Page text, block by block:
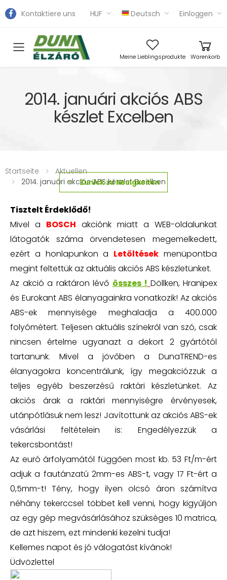
Kontaktiere uns HUF Deutsch Einloggen
Toggle mobile menu
Meine Lieblingsprodukte Warenkorb
2014. januári akciós ABS
készlet Excelben
Startseite
Aktuellen
2014. januári akciós ABS készlet Excelben
Zurück zu Neuigkeiten
Tisztelt Érdeklődő!
Mivel a BOSCH akciónk miatt a WEB-oldalunkat
látogatók száma örvendetesen megemelkedett,
ezért a honlapunkon a Letöltések menüpontba
megint feltettük az aktuális akciós ABS készletünket.
Az akció a raktáron lévő összes ! Döllken, Hranipex
és Eurokant ABS élanyagainkra vonatkozik! Az akciós
ABS-ek mennyisége meghaladja a 400.000
folyómétert. Teljesen aktuális színekről van szó, csak
nincsen értelme ugyanazt a dekort 2 gyártótól
tartanunk. Mivel a jövőben a DunaTREND-es
élanyagokra koncentrálunk, így megakciózzuk a
teljes egyéb beszerzésű raktári készletünket. Az
akciós árak a raktári mennyiségre érvényesek,
utánpótlásuk nem lesz! Javítottunk az akciós ABS-ek
vásárlási feltételein is: Engedélyezzük a
tekercsbontást!
Az euró árfolyamától függően most kb. 53 Ft/m-ért
adjuk a fautánzatú 2mm-es ABS-t, vagy 17 Ft-ért a
0,5mm-t! Tény, hogy ilyen olcsó áron számítva
néhány tekerccsel többet kell venni, hogy kigyűljön
az egy gép megvásárlásához szükséges 10 matrica,
de azt hiszem, ezt mindenki kezelni tudja!
Kellemes napot és jó válogatást kívánok!
Üdvözlettel